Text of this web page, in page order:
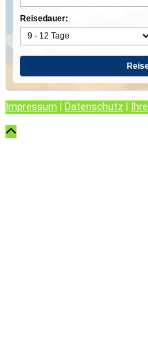
Reisedauer:
Impressum Datenschutz